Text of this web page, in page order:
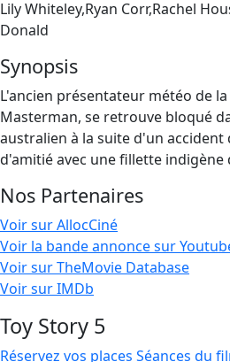
Lily Whiteley,Ryan Corr,Rachel
Donald
Synopsis
L'ancien présentateur météo de
Masterman, se retrouve bloqué
australien à la suite d'un accident
d'amitié avec une fillette indigène
Nos Partenaires
Voir sur AllocCiné
Voir la bande annonce sur
Voir sur TheMovie Database
Voir sur IMDb
Toy Story 5
Réservez vos places Séances du